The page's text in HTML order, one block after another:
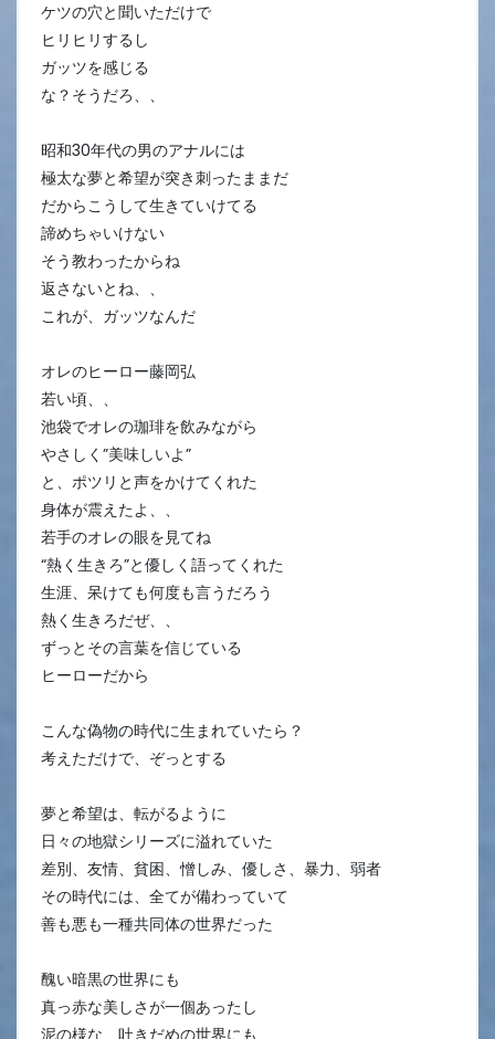
ケツの穴と聞いただけで
ヒリヒリするし
ガッツを感じる
な？そうだろ、、
昭和30年代の男のアナルには
極太な夢と希望が突き刺ったままだ
だからこうして生きていけてる
諦めちゃいけない
そう教わったからね
返さないとね、、
これが、ガッツなんだ
オレのヒーロー藤岡弘
若い頃、、
池袋でオレの珈琲を飲みながら
やさしく”美味しいよ”
と、ポツリと声をかけてくれた
身体が震えたよ、、
若手のオレの眼を見てね
“熱く生きろ”と優しく語ってくれた
生涯、呆けても何度も言うだろう
熱く生きろだぜ、、
ずっとその言葉を信じている
ヒーローだから
こんな偽物の時代に生まれていたら？
考えただけで、ぞっとする
夢と希望は、転がるように
日々の地獄シリーズに溢れていた
差別、友情、貧困、憎しみ、優しさ、暴力、弱者
その時代には、全てが備わっていて
善も悪も一種共同体の世界だった
醜い暗黒の世界にも
真っ赤な美しさが一個あったし